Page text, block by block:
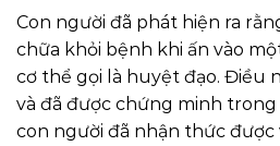
Con người đã phát hiện ra
chữa khỏi bệnh khi ấn vào
cơ thể gọi là huyệt đạo. Điều
và đã được chứng minh
con người đã nhận thức được